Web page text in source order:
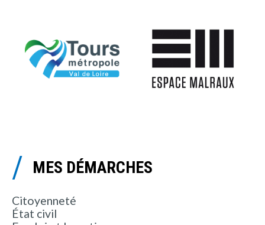
MES DÉMARCHES
Citoyenneté
État civil